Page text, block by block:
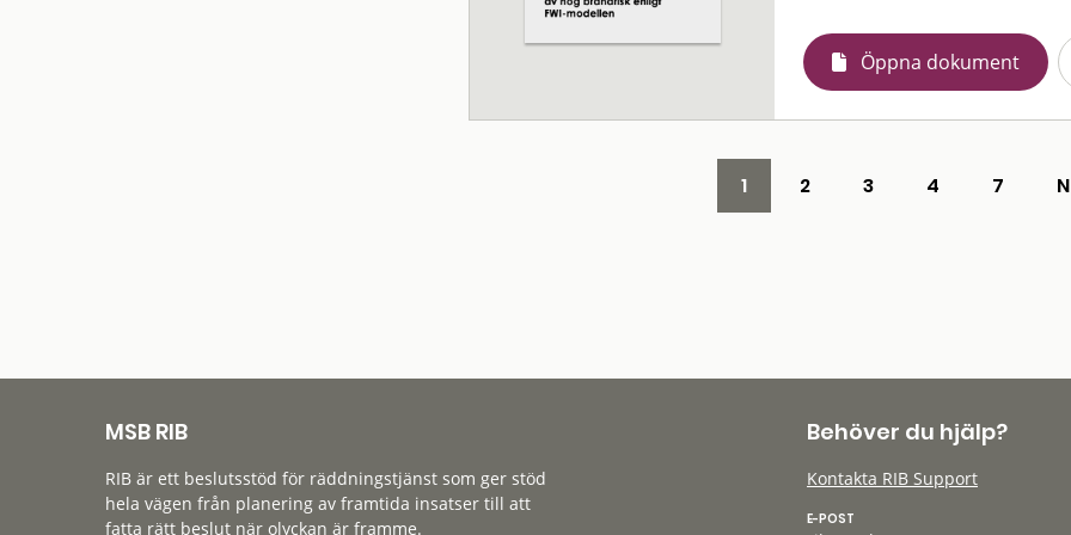
Öppna dokument
1 2 3 4 7
MSB RIB
RIB är ett beslutsstöd för räddningstjänst som ger stöd
hela vägen från planering av framtida insatser till att
fatta rätt beslut när olyckan är framme.
Behöver du hjälp?
Kontakta RIB Support
E-POST